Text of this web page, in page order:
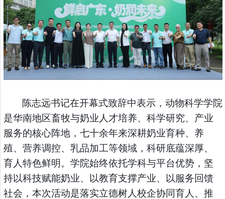
陈志远书记在开幕式致辞中表示，动物科学学院
是华南地区畜牧与奶业人才培养、科学研究、产业
服务的核心阵地，七十余年来深耕奶业育种、养
殖、营养调控、乳品加工等领域，科研底蕴深厚、
育人特色鲜明。学院始终依托学科与平台优势，坚
持以科技赋能奶业、以教育支撑产业、以服务回馈
社会，本次活动是落实立德树人校企协同育人、推